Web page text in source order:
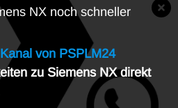
NX noch schneller
von PSPLM24
zu Siemens NX direkt